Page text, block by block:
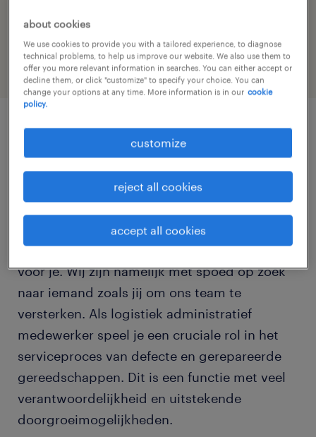
job category
warehousing & distribution
Hé logistieke topper. Ben jij nauwkeurig,
zelfstandig en zoek je een fulltime,
uitdagende rol als logistiek administratief
medewerker? Dan hebben we goed nieuws
voor je. Wij zijn namelijk met spoed op zoek
naar iemand zoals jij om ons team te
versterken. Als logistiek administratief
medewerker speel je een cruciale rol in het
serviceproces van defecte en gerepareerde
gereedschappen. Dit is een functie met veel
verantwoordelijkheid en uitstekende
doorgroeimogelijkheden.
about cookies
We use cookies to provide you with a tailored experience, to diagnose
technical problems, to help us improve our website. We also use them to
offer you more relevant information in searches. You can either accept or
decline them, or click "customize" to specify your choice. You can
change your options at any time. More information is in our cookie
policy.
customize
reject all cookies
accept all cookies